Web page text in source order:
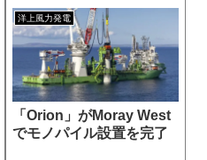
洋上風力発電
「Orion」がMoray West
でモノパイル設置を完了